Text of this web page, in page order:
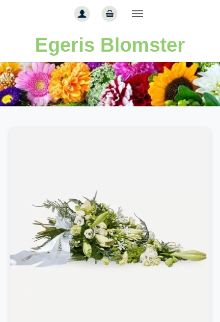
Egeris Blomster